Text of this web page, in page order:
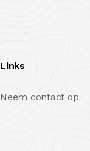
Links
Neem contact op